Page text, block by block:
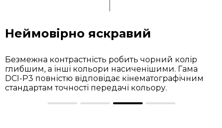
Неймовірно яскравий
Безмежна контрастність робить чорний колір
глибшим, а інші кольори насиченішими. Гама
DCI-P3 повністю відповідає кінематографічним
стандартам точності передачі кольору.